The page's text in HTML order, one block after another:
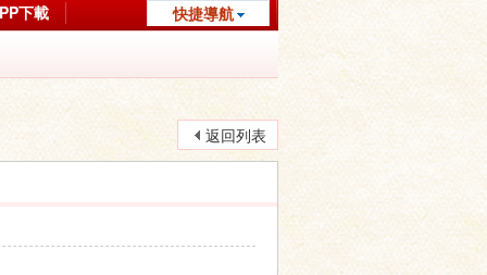
快捷導航
下載
返回列表